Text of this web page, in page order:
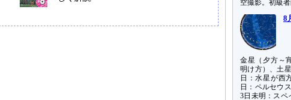
空撮影。初級
8
金星（夕方～
明け方）、土
日：水星が西
日：ペルセウ
3日未明：スペ